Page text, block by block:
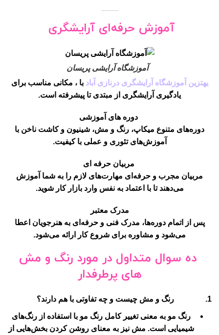
آموزش حرفه‌ای آرایشگری
آموزشگاه آرایشی پریسان
یهتزین آموزشگاه آرایشگری درنازی آباد با ، مکانی مناسب برای
یادگیری آرایشگری از مبتدی تا پیشرفته است.
دوره های آموزشی
دوره‌های متنوع میکاپ، رنگ و مش، شینیون و کاشت ناخن با
آموزش‌های تئوری و عملی با کیفیت.
مربیان حرفه ای
مربیان مجرب و حرفه‌ای مهارت‌های لازم را به شما آموزش
می‌دهند تا با اعتماد به نفس وارد بازار کار شوید.
مدرک معتبر
پس از اتمام دوره‌ها، مدرک فنی و حرفه‌ای به هنرجویان اعطا
می‌شود و مشاوره برای شروع کار ارائه می‌شود.
ده سوال متداول در مورد رنگ و مش
های پرطرفدار
رنگ و مش چیست و چه تفاوتی با هم دارند؟
رنگ مو به معنی تغییر کامل رنگ مو با استفاده از رنگ‌های
شیمیایی است. مش نیز به معنای روشن کردن بخش‌هایی از